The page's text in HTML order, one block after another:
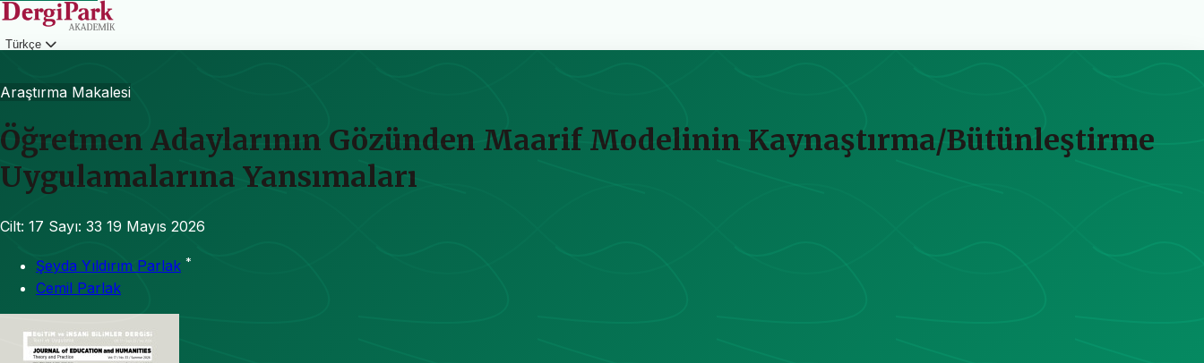
Türkçe
Araştırma Makalesi
Öğretmen Adaylarının Gözünden Maarif Modelinin Kaynaştırma/Bütünleştirme
Uygulamalarına Yansımaları
Cilt: 17 Sayı: 33 19 Mayıs 2026
Şeyda Yıldırım Parlak *
Cemil Parlak